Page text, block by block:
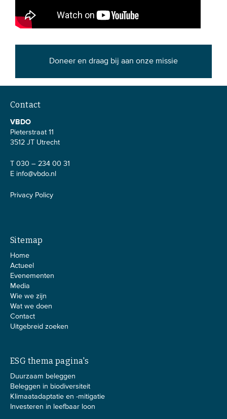
Doneer en draag bij aan onze missie
Contact
VBDO
Pieterstraat 11
3512 JT Utrecht
T 030 – 234 00 31
E info@vbdo.nl
Privacy Policy
Sitemap
Home
Actueel
Evenementen
Media
Wie we zijn
Wat we doen
Contact
Uitgebreid zoeken
ESG thema pagina's
Duurzaam beleggen
Beleggen in biodiversiteit
Klimaatadaptatie en -mitigatie
Investeren in leefbaar loon